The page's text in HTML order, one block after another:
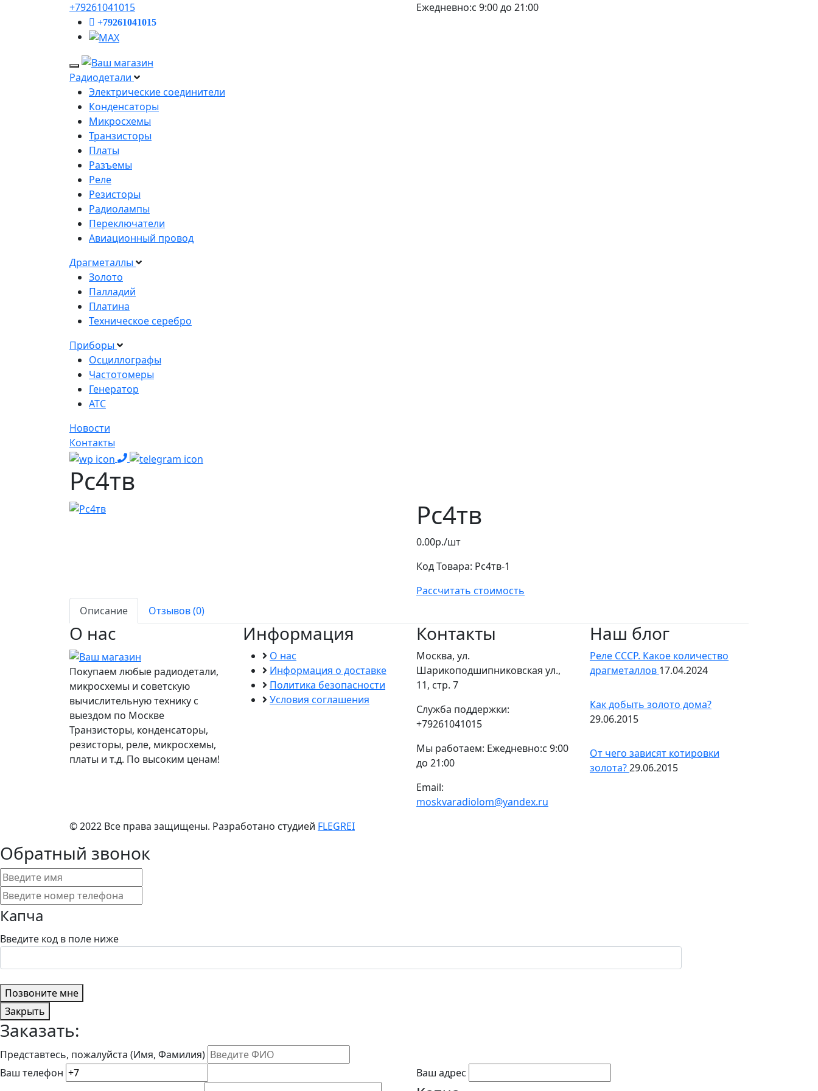
+79261041015
+79261041015
Ежедневно:с 9:00 до 21:00
Радиодетали
Электрические соединители
Конденсаторы
Микросхемы
Транзисторы
Платы
Разъемы
Реле
Резисторы
Радиолампы
Переключатели
Авиационный провод
Драгметаллы
Золото
Палладий
Платина
Техническое серебро
Приборы
Осциллографы
Частотомеры
Генератор
АТС
Новости
Контакты
Рс4тв
Рс4тв
0.00р./шт
Код Товара: Рс4тв-1
Рассчитать стоимость
Описание
Отзывов (0)
О нас
Покупаем любые радиодетали,
микросхемы и советскую
вычислительную технику с
выездом по Москве
Транзисторы, конденсаторы,
резисторы, реле, микросхемы,
платы и т.д. По высоким ценам!
Информация
О нас
Информация о доставке
Политика безопасности
Условия соглашения
Контакты
Москва, ул.
Шарикоподшипниковская ул.,
11, стр. 7
Служба поддержки:
+79261041015
Мы работаем: Ежедневно:с 9:00
до 21:00
Email:
moskvaradiolom@yandex.ru
Наш блог
Реле СССР. Какое количество
драгметаллов 17.04.2024
Как добыть золото дома?
29.06.2015
От чего зависят котировки
золота?29.06.2015
© 2022 Все права защищены. Разработано студией FLEGREI
Обратный звонок
Капча
Введите код в поле ниже
Позвоните мне
Закрыть
Заказать:
Представтесь, пожалуйста (Имя, Фамилия)
Ваш телефон
Ваш адрес